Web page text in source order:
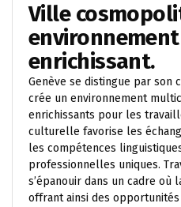
Ville
enrichissant.
Genève se distingue par son
crée un environnement
enrichissants pour les
culturelle favorise les
les compétences
professionnelles uniques.
s’épanouir dans un cadre où
offrant ainsi des opportunités